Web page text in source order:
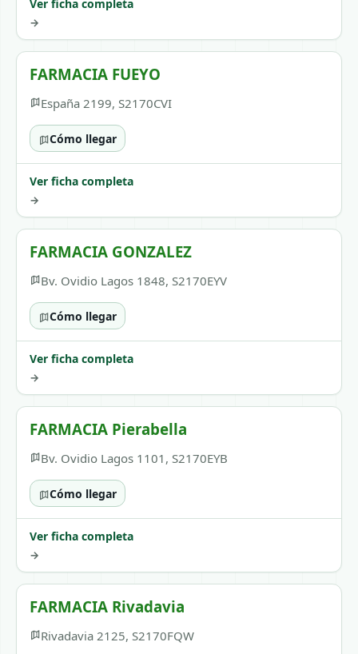
Ver ficha completa
→
FARMACIA FUEYO
España 2199, S2170CVI
Cómo llegar
Ver ficha completa
→
FARMACIA GONZALEZ
Bv. Ovidio Lagos 1848, S2170EYV
Cómo llegar
Ver ficha completa
→
FARMACIA Pierabella
Bv. Ovidio Lagos 1101, S2170EYB
Cómo llegar
Ver ficha completa
→
FARMACIA Rivadavia
Rivadavia 2125, S2170FQW